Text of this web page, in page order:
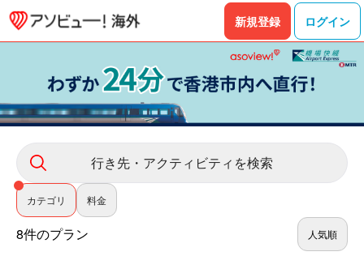
新規登録 ログイン
行き先・アクティビティを検索
カテゴリ 料金
8件のプラン 人気順